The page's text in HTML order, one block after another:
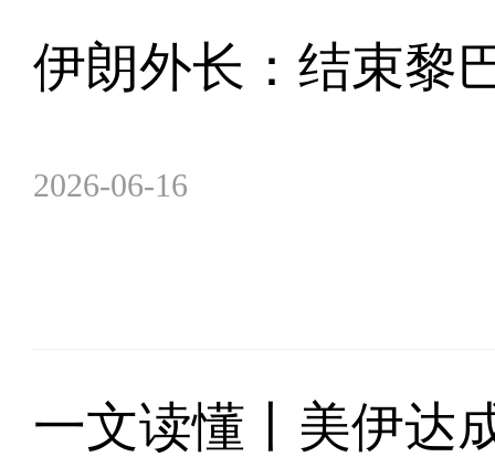
伊朗外长：结束黎
2026-06-16
一文读懂丨美伊达